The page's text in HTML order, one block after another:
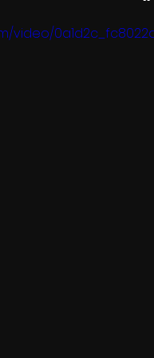
video/